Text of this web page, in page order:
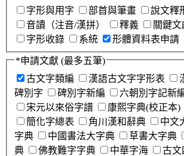
字形與用字
部首與筆畫 說文釋
音讀（注音/漢拼）
釋義 關鍵文
字形收錄
系統 形體資料表申請
*申請文獻 (最多五筆)
古文字類編
漢語古文字字形表
碑別字
碑別字新編 六朝別字記新
宋元以來俗字譜
康熙字典(校正本)
簡化字總表
角川漢和辭典 中文
字典
中國書法大字典 草書大字典
典
佛教難字字典 中華字海 古文